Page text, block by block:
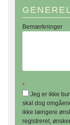
Bemærkninger
*
Jeg er ikke
skal dog
ikke længere
registreret,